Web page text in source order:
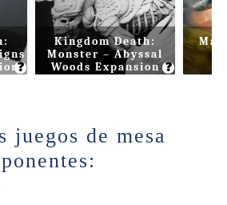
❓
Kingdom Death:
Monster – Abyssal
Woods Expansion ❓
juegos de mesa